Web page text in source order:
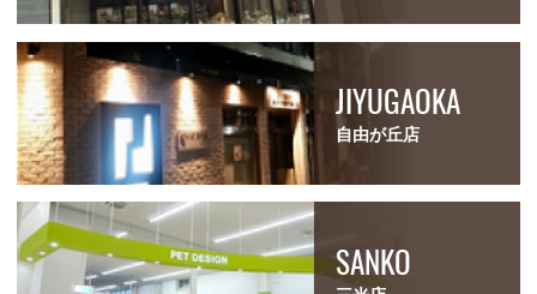
JIYUGAOKA
自由が丘店
SANKO